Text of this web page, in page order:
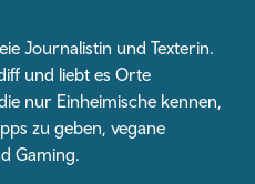
Journalistin und Texterin.
und liebt es Orte
nur Einheimische kennen,
zu geben, vegane
Gaming.